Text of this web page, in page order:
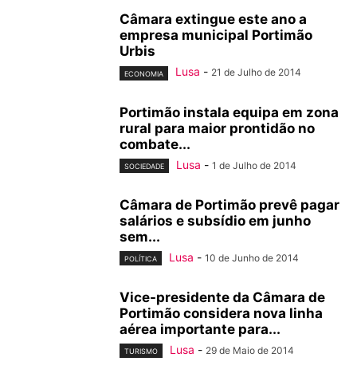
Câmara extingue este ano a
empresa municipal Portimão
Urbis
ECONOMIA Lusa - 21 de Julho de 2014
Portimão instala equipa em zona
rural para maior prontidão no
combate...
SOCIEDADE Lusa - 1 de Julho de 2014
Câmara de Portimão prevê pagar
salários e subsídio em junho
sem...
POLÍTICA Lusa - 10 de Junho de 2014
Vice-presidente da Câmara de
Portimão considera nova linha
aérea importante para...
TURISMO Lusa - 29 de Maio de 2014